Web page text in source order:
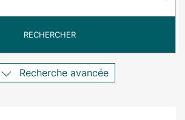
RECHERCHER
Recherche avancée